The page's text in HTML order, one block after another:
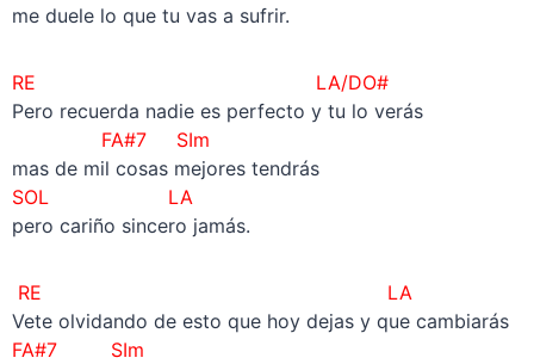
me duele lo que tu vas a sufrir.
RE LA/DO#
Pero recuerda nadie es perfecto y tu lo verás
FA#7 SIm
mas de mil cosas mejores tendrás
SOL LA
pero cariño sincero jamás.
RE LA
Vete olvidando de esto que hoy dejas y que cambiarás
FA#7 SIm